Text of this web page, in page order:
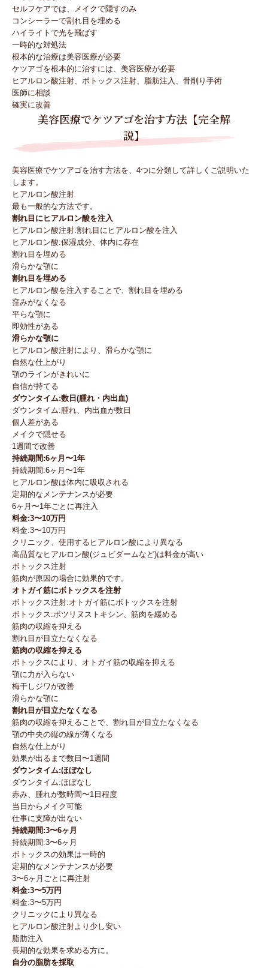
セルフケアでは、メイクで隠すのみ
コンシーラーで割れ目を埋める
ハイライトで光を飛ばす
一時的な対処法
根本的な治療は美容医療が必要
ケツアゴを根本的に治すには、美容医療が必要
ヒアルロン酸注射、ボトックス注射、脂肪注入、骨削り手術
医師に相談
確実に改善
美容医療でケツアゴを治す方法【完全解
説】
美容医療でケツアゴを治す方法を、4つに分類して詳しくご説明いた
します。
ヒアルロン酸注射
最も一般的な方法です。
割れ目にヒアルロン酸を注入
ヒアルロン酸注射:割れ目にヒアルロン酸を注入
ヒアルロン酸:保湿成分、体内に存在
割れ目を埋める
滑らかな顎に
割れ目を埋める
ヒアルロン酸を注入することで、割れ目を埋める
窪みがなくなる
平らな顎に
即効性がある
滑らかな顎に
ヒアルロン酸注射により、滑らかな顎に
自然な仕上がり
顎のラインがきれいに
自信が持てる
ダウンタイム:数日(腫れ・内出血)
ダウンタイム:腫れ、内出血が数日
個人差がある
メイクで隠せる
1週間で改善
持続期間:6ヶ月〜1年
持続期間:6ヶ月〜1年
ヒアルロン酸は体内に吸収される
定期的なメンテナンスが必要
6ヶ月〜1年ごとに再注入
料金:3〜10万円
料金:3〜10万円
クリニック、使用するヒアルロン酸により異なる
高品質なヒアルロン酸(ジュビダームなど)は料金が高い
ボトックス注射
筋肉が原因の場合に効果的です。
オトガイ筋にボトックスを注射
ボトックス注射:オトガイ筋にボトックスを注射
ボトックス:ボツリヌストキシン、筋肉を緩める
筋肉の収縮を抑える
割れ目が目立たなくなる
筋肉の収縮を抑える
ボトックスにより、オトガイ筋の収縮を抑える
顎に力が入らない
梅干しジワが改善
滑らかな顎に
割れ目が目立たなくなる
筋肉の収縮を抑えることで、割れ目が目立たなくなる
顎の中央の縦の線が薄くなる
自然な仕上がり
効果が出るまで数日〜1週間
ダウンタイム:ほぼなし
ダウンタイム:ほぼなし
赤み、腫れが数時間〜1日程度
当日からメイク可能
仕事に支障が出ない
持続期間:3〜6ヶ月
持続期間:3〜6ヶ月
ボトックスの効果は一時的
定期的なメンテナンスが必要
3〜6ヶ月ごとに再注射
料金:3〜5万円
料金:3〜5万円
クリニックにより異なる
ヒアルロン酸注射より少し安い
脂肪注入
長期的な効果を求める方に。
自分の脂肪を採取